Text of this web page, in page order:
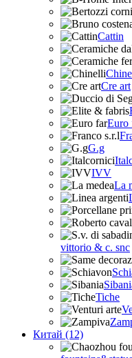
Cattin
Cre art
Euro
G.g
IVV
La
vittorio & c. snc
Tiche
Китай (12)